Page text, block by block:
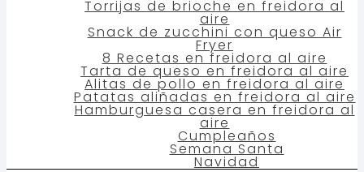
Torrijas de brioche en freidora al
aire
Snack de zucchini con queso Air
Fryer
8 Recetas en freidora al aire
Tarta de queso en freidora al aire
Alitas de pollo en freidora al aire
Patatas aliñadas en freidora al aire
Hamburguesa casera en freidora al
aire
Cumpleaños
Semana Santa
Navidad